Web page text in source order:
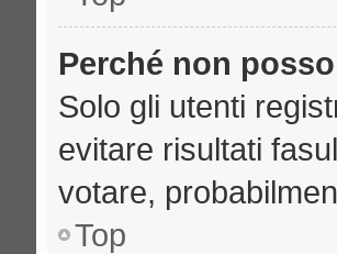
Perché non
Solo gli utenti
evitare risultati
votare,
Top